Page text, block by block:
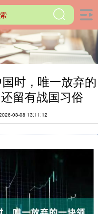
时，唯一放弃的
留有战国习俗
03-08 13:11:12